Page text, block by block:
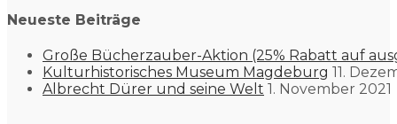
Neueste Beiträge
Große Bücherzauber-Aktion (25% Rabatt auf
Kulturhistorisches Museum Magdeburg 11.
Albrecht Dürer und seine Welt 1. November 2021